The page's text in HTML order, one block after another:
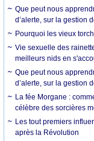
Que peut nous
d’alerte, sur la gestion
Pourquoi les vieux
Vie sexuelle des
meilleurs nids en
Que peut nous
d’alerte, sur la gestion
La fée Morgane :
célèbre des sorcières
Les tout premiers
après la Révolution